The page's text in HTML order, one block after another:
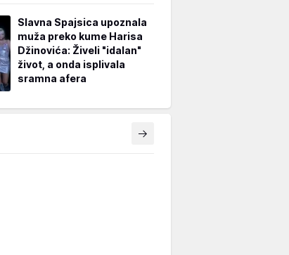
Slavna Spajsica upoznala
muža preko kume Harisa
Džinovića: Živeli "idalan"
život, a onda isplivala
sramna afera